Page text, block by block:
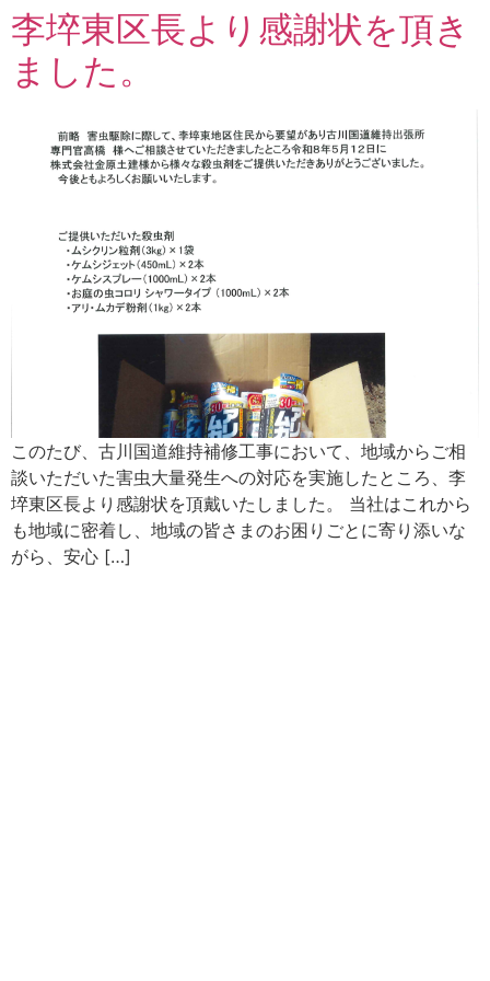
李埣東区長より感謝状を頂き
ました。
このたび、古川国道維持補修工事において、地域からご相
談いただいた害虫大量発生への対応を実施したところ、李
埣東区長より感謝状を頂戴いたしました。 当社はこれから
も地域に密着し、地域の皆さまのお困りごとに寄り添いな
がら、安心 […]